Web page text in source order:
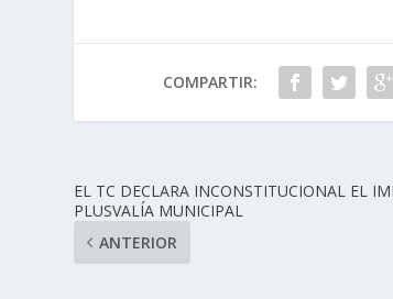
COMPARTIR:
EL TC DECLARA INCONSTITUCIONAL EL
PLUSVALÍA MUNICIPAL
ANTERIOR